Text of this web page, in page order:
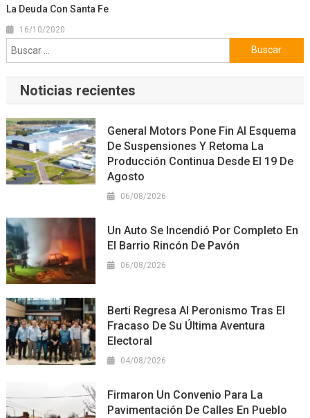
La Deuda Con Santa Fe
16/10/2020
Buscar:
Noticias recientes
General Motors Pone Fin Al Esquema
De Suspensiones Y Retoma La
Producción Continua Desde El 19 De
Agosto
06/08/2026
Un Auto Se Incendió Por Completo En
El Barrio Rincón De Pavón
06/08/2026
Berti Regresa Al Peronismo Tras El
Fracaso De Su Última Aventura
Electoral
04/08/2026
Firmaron Un Convenio Para La
Pavimentación De Calles En Pueblo